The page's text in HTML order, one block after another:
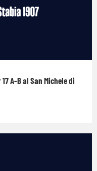
A-B al San Michele di